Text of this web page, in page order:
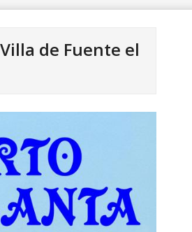
de Fuente el